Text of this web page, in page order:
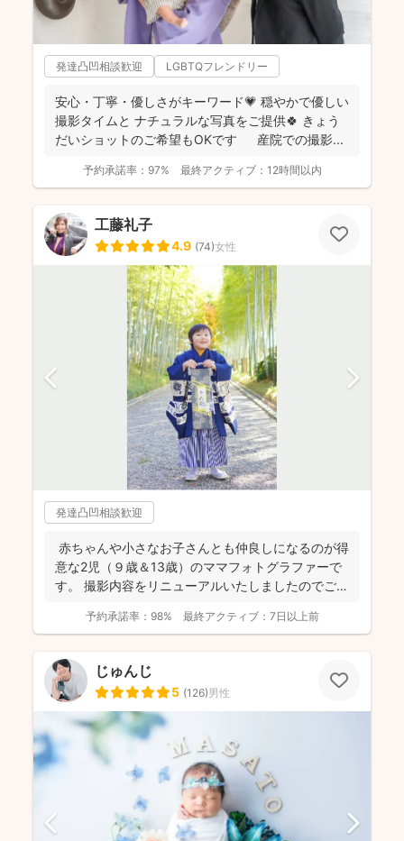
発達凸凹相談歓迎 LGBTQフレンドリー
安心・丁寧・優しさがキーワード💗 穏やかで優しい
撮影タイムと ナチュラルな写真をご提供🍀 きょう
だいショットのご希望もOKです 産院での撮影...
予約承諾率： 97% 最終アクティブ： 12時間以内
工藤礼子
4.9 (74)女性
発達凸凹相談歓迎
赤ちゃんや小さなお子さんとも仲良しになるのが得
意な2児（９歳＆13歳）のママフォトグラファーで
す。 撮影内容をリニューアルいたしましたのでご案
予約承諾率： 98% 最終アクティブ： 7日以上前
じゅんじ
5 (126)男性